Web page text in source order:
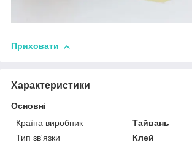
Приховати
Характеристики
Основні
Країна виробник
Тайвань
Тип зв'язки
Клей